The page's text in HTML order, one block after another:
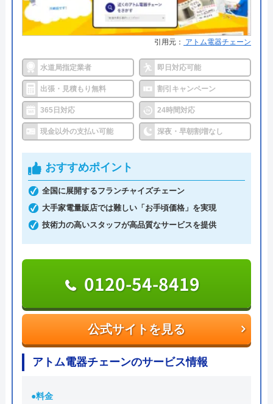
代表者 楯広長
名古屋市中区栄1丁目14-15
対応エリア 全国（一部地域を除く）
●保証・保険
商品保証最長10年・施工保証最長5
年
ハウスラボホームがおすすめの理由
ハウスラボホームは全国各地に拠点を構えている水
道修理業者です。トイレ、キッチン、浴室などの水
まわりトラブル全般に対応しており、作業料金が
6,600円からとお手頃価格で提供をしています。
万が一、水まわりに問題が発生した場合は、最短20
分でお客様の元にスタッフが駆けつけます。出張見
積もりキャンセルは0円、深夜早朝でも割増料金は
一切ありません。業務や知識の習得のために厳しい
自社研修を実施しているため、技術には問題ないよ
トラブルの原因や作業例などが分かりやすく記載さ
れており、依頼の際も安心できますね。候補のひと
つにしてみてください。
伝えると作業料金が2,000円割引になるWEB割があ
引用元： アトム電器チェーン
水道局指定業者 即日対応可能
出張・見積もり無料 割引キャンペーン
365日対応 24時間対応
現金以外の支払い可能 深夜・早朝割増なし
おすすめポイント
全国に展開するフランチャイズチェーン
大手家電量販店では難しい「お手頃価格」を実現
技術力の高いスタッフが高品質なサービスを提供
公式サイトを見る
0120-54-8419
アトム電器チェーンのサービス情報
●料金